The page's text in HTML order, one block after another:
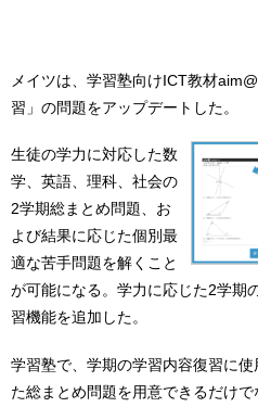
メイツは、学習塾向けICT教材
習」の問題をアップデートした。
生徒の学力に対応した数
学、英語、理科、社会の
2学期総まとめ問題、お
よび結果に応じた個別最
適な苦手問題を解くこと
が可能になる。学力に応じた2学期
習機能を追加した。
学習塾で、学期の学習内容復習に
た総まとめ問題を用意できるだけ